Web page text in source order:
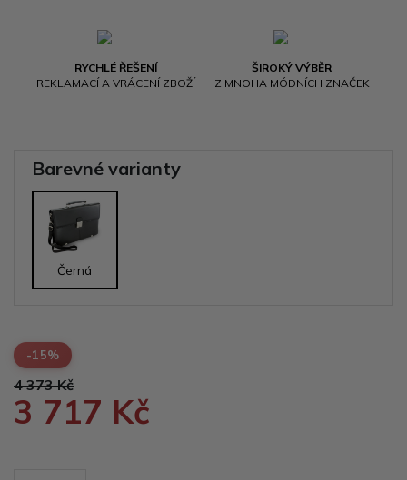
RYCHLÉ ŘEŠENÍ
REKLAMACÍ A VRÁCENÍ ZBOŽÍ
ŠIROKÝ VÝBĚR
Z MNOHA MÓDNÍCH ZNAČEK
Barevné varianty
Černá
-15%
4 373 Kč
3 717 Kč